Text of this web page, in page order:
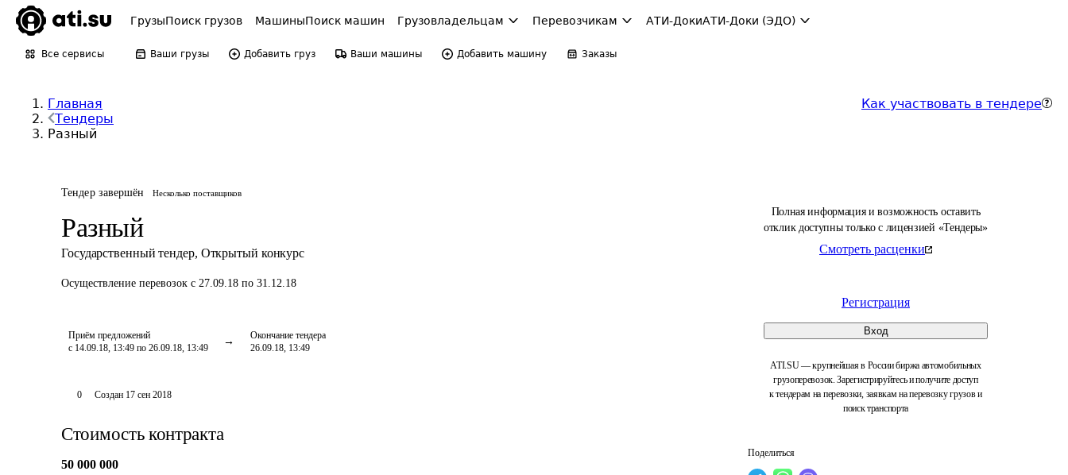
ГрузыПоиск грузов МашиныПоиск машин Грузовладельцам Перевозчикам АТИ-ДокиАТИ-Доки (ЭДО)
Все сервисы Ваши грузы Добавить груз Ваши машины Добавить машину Заказы
Главная
Тендеры
Разный
Как участвовать в тендере
Тендер завершён Несколько поставщиков
Разный
Государственный тендер, Открытый конкурс
Осуществление перевозок с 27.09.18 по 31.12.18
Приём предложений
с 14.09.18, 13:49 по 26.09.18, 13:49
Окончание тендера
26.09.18, 13:49
Полная информация и возможность оставить
отклик доступны только с лицензией «Тендеры»
Смотреть расценки
Регистрация
Вход
ATI.SU — крупнейшая в России биржа автомобильных
грузоперевозок. Зарегистрируйтесь и получите доступ
к тендерам на перевозки, заявкам на перевозку грузов и
поиск транспорта
Поделиться
0 Создан 17 сен 2018
Стоимость контракта
50 000 000